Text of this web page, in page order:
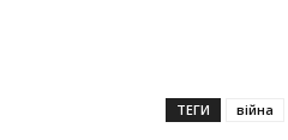
ТЕГИ війна